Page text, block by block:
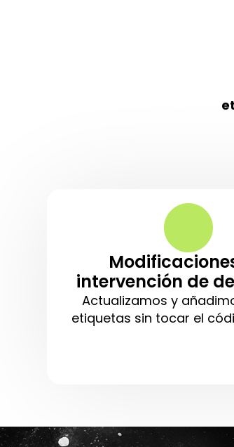
intervención de
Actualizamos y
etiquetas sin tocar el